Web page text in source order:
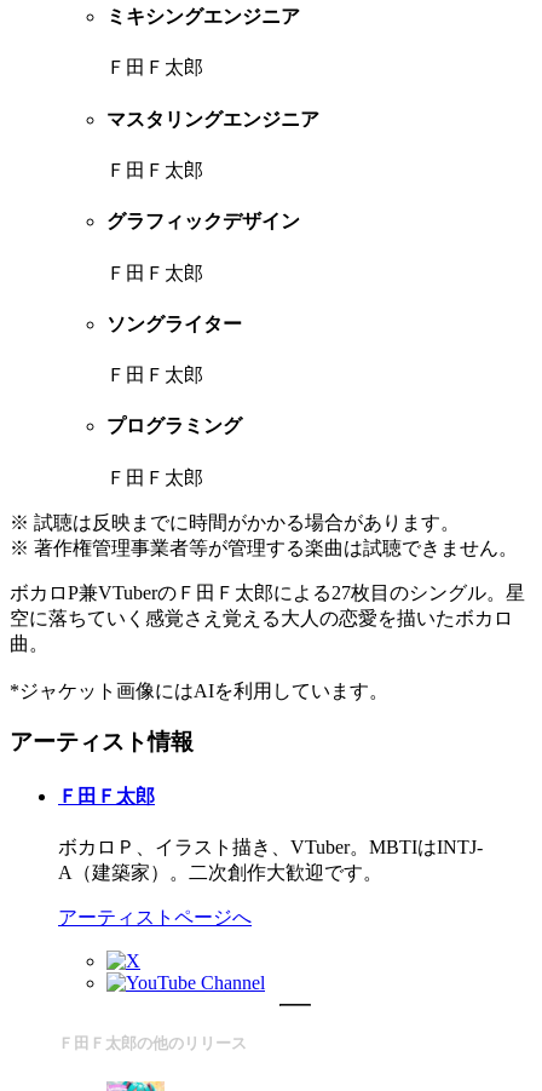
ミキシングエンジニア
Ｆ田Ｆ太郎
マスタリングエンジニア
Ｆ田Ｆ太郎
グラフィックデザイン
Ｆ田Ｆ太郎
ソングライター
Ｆ田Ｆ太郎
プログラミング
Ｆ田Ｆ太郎
※ 試聴は反映までに時間がかかる場合があります。
※ 著作権管理事業者等が管理する楽曲は試聴できません。
ボカロP兼VTuberのＦ田Ｆ太郎による27枚目のシングル。星
空に落ちていく感覚さえ覚える大人の恋愛を描いたボカロ
曲。
*ジャケット画像にはAIを利用しています。
アーティスト情報
Ｆ田Ｆ太郎
ボカロＰ、イラスト描き、VTuber。MBTIはINTJ-
A（建築家）。二次創作大歓迎です。
アーティストページへ
Ｆ田Ｆ太郎の他のリリース